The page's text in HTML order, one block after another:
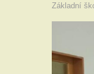
Základní